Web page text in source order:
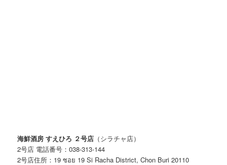
海鮮酒房 すえひろ ２号店 （シラチャ店）
2号店 電話番号：038-313-144
2号店住所：19 ซอย 19 Si Racha District, Chon Buri 20110